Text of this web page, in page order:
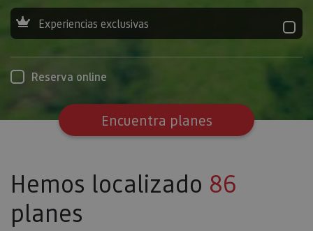
Experiencias exclusivas
Reserva online
Encuentra planes
Hemos localizado 86
planes